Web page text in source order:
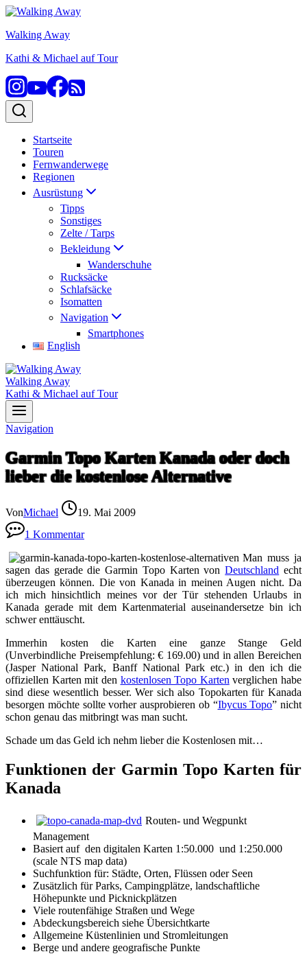
Zum
springen
Walking Away
Kathi & Michael auf Tour
Startseite
Touren
Fernwanderwege
Regionen
Ausrüstung
Tipps
Sonstiges
Zelte / Tarps
Bekleidung
Wanderschuhe
Rucksäcke
Schlafsäcke
Isomatten
Navigation
Smartphones
English
Walking Away
Kathi & Michael auf Tour
Navigation
Garmin Topo Karten Kanada oder doch
lieber die kostenlose Alternative
VonMichael
19. Mai 2009
1 Kommentar
Man muss ja
sagen das gerade die Garmin Topo Karten vonDeutschland echt
überzeugen können. Die von Kanada in meinen Augen nicht. Da
ich mich hinsichtlich meines vor der Tür stehenden Urlaubs in
Kanada gerade mit dem Kartenmaterial auseinandersetze bin ich
schwer enttäuscht.
Immerhin kosten die Karten eine ganze Stange Geld
(Unverbindliche Preisempfehlung: € 169.00) und in allen Bereichen
(Jasper National Park, Banff National Park etc.) in den ich die
offiziellen Karten mit den kostenlosen Topo Karten verglichen habe
sind diese wesentlich besser. Wer sich also Topokarten für Kanada
besorgen möchte sollte vorher ausprobieren ob “Ibycus Topo” nicht
schon genau das mitbringt was man sucht.
Schade um das Geld ich nehm lieber die Kostenlosen mit…
Funktionen der Garmin Topo Karten für
Kanada
Routen- und Wegpunkt
Management
Basiert auf den digitalen Karten 1:50.000 und 1:250.000
(scale NTS map data)
Suchfunktion für: Städte, Orten, Flüssen oder Seen
Zusätzlich für Parks, Campingplätze, landschaftliche
Höhepunkte und Picknickplätzen
Viele routenfähige Straßen und Wege
Abdeckungsbereich siehe Übersichtkarte
Allgemeine Küstenlinien und Stromleitungen
Berge und andere geografische Punkte